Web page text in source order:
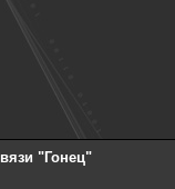
"Гонец"